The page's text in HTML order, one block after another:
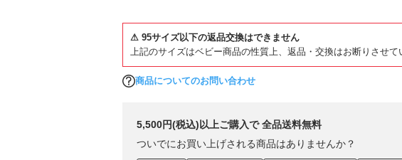
⚠ 95サイズ以下の返品交換はできません
上記のサイズはベビー商品の性質上、返品・交換はお断りさせ
商品についてのお問い合わせ
5,500円(税込)以上ご購入で 全品送料無料
ついでにお買い上げされる商品はありませんか？